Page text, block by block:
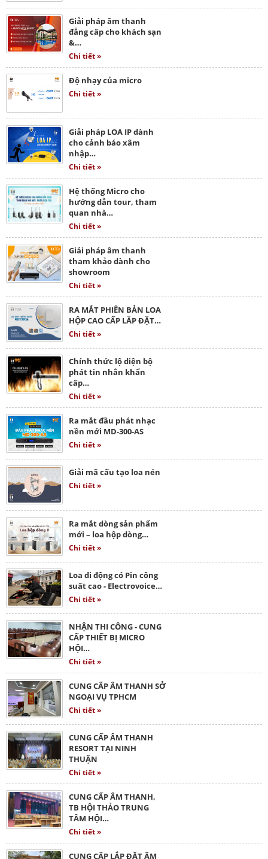
Giải pháp âm thanh
đẳng cấp cho khách sạn
&…
Chi tiết »
Độ nhạy của micro
Chi tiết »
Giải pháp LOA IP dành
cho cảnh báo xâm
nhập…
Chi tiết »
Hệ thống Micro cho
hướng dẫn tour, tham
quan nhà…
Chi tiết »
Giải pháp âm thanh
tham khảo dành cho
showroom
Chi tiết »
RA MẮT PHIÊN BẢN LOA
HỘP CAO CẤP LẮP ĐẶT…
Chi tiết »
Chính thức lộ diện bộ
phát tin nhắn khẩn
cấp…
Chi tiết »
Ra mắt đầu phát nhạc
nền mới MD-300-AS
Chi tiết »
Giải mã cấu tạo loa nén
Chi tiết »
Ra mắt dòng sản phẩm
mới – loa hộp dòng…
Chi tiết »
Loa di động có Pin công
suất cao - Electrovoice…
Chi tiết »
NHẬN THI CÔNG - CUNG
CẤP THIẾT BỊ MICRO
HỘI…
Chi tiết »
CUNG CẤP ÂM THANH SỞ
NGOẠI VỤ TPHCM
Chi tiết »
CUNG CẤP ÂM THANH
RESORT TẠI NINH
THUẬN
Chi tiết »
CUNG CẤP ÂM THANH,
TB HỘI THẢO TRUNG
TÂM HỘI…
Chi tiết »
CUNG CẤP LẮP ĐẶT ÂM